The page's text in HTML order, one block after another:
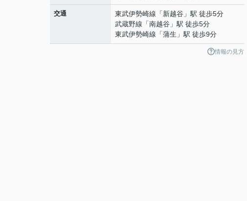
交通 東武伊勢崎線 「新越谷 」駅 徒歩5分
武蔵野線 「南越谷 」駅 徒歩5分
東武伊勢崎線 「蒲生 」駅 徒歩9分
情報の見方